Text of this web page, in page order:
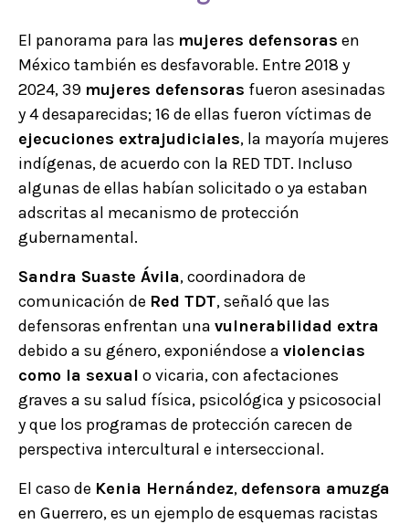
El panorama para las mujeres defensoras en
México también es desfavorable. Entre 2018 y
2024, 39 mujeres defensoras fueron asesinadas
y 4 desaparecidas; 16 de ellas fueron víctimas de
ejecuciones extrajudiciales, la mayoría mujeres
indígenas, de acuerdo con la RED TDT. Incluso
algunas de ellas habían solicitado o ya estaban
adscritas al mecanismo de protección
gubernamental.
Sandra Suaste Ávila, coordinadora de
comunicación de Red TDT, señaló que las
defensoras enfrentan una vulnerabilidad extra
debido a su género, exponiéndose a violencias
como la sexual o vicaria, con afectaciones
graves a su salud física, psicológica y psicosocial
y que los programas de protección carecen de
perspectiva intercultural e interseccional.
El caso de Kenia Hernández, defensora amuzga
en Guerrero, es un ejemplo de esquemas racistas